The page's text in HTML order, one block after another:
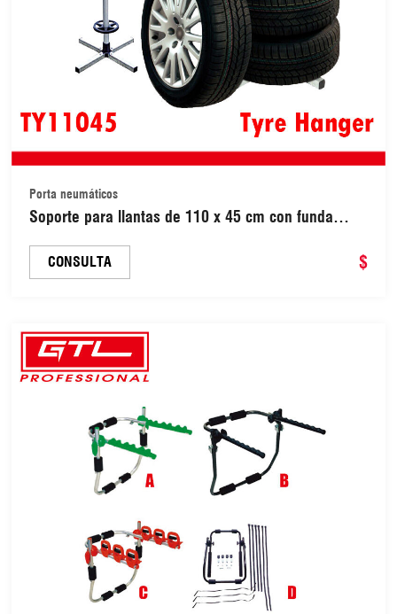
Porta neumáticos
Soporte para llantas de 110 x 45 cm con funda
CONSULTA $